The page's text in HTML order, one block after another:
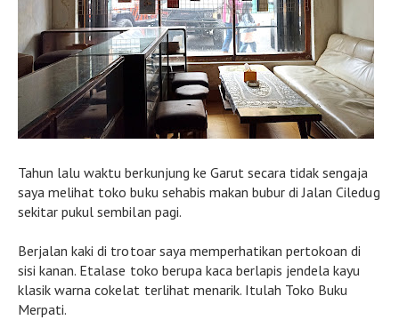
Tahun lalu waktu berkunjung ke Garut secara tidak sengaja
saya melihat toko buku sehabis makan bubur di Jalan Ciledug
sekitar pukul sembilan pagi.
Berjalan kaki di trotoar saya memperhatikan pertokoan di
sisi kanan. Etalase toko berupa kaca berlapis jendela kayu
klasik warna cokelat terlihat menarik. Itulah Toko Buku
Merpati.